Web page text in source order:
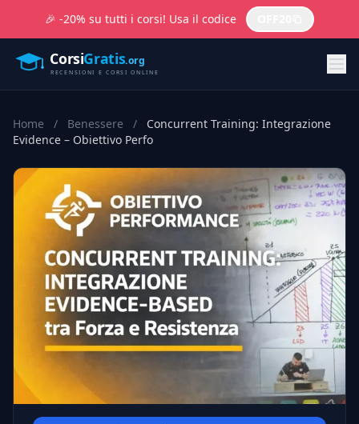
🎉 -20% su tutti i corsi! Usa il codice
Home / Benessere /
Concurrent Training: Integrazione
Evidence – Obiettivo Perfo